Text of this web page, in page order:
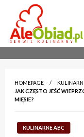
content
serwis
HOMEPAGE
JAK CZĘSTO JEŚĆ
MIĘSIE?
KULINARNE ABC